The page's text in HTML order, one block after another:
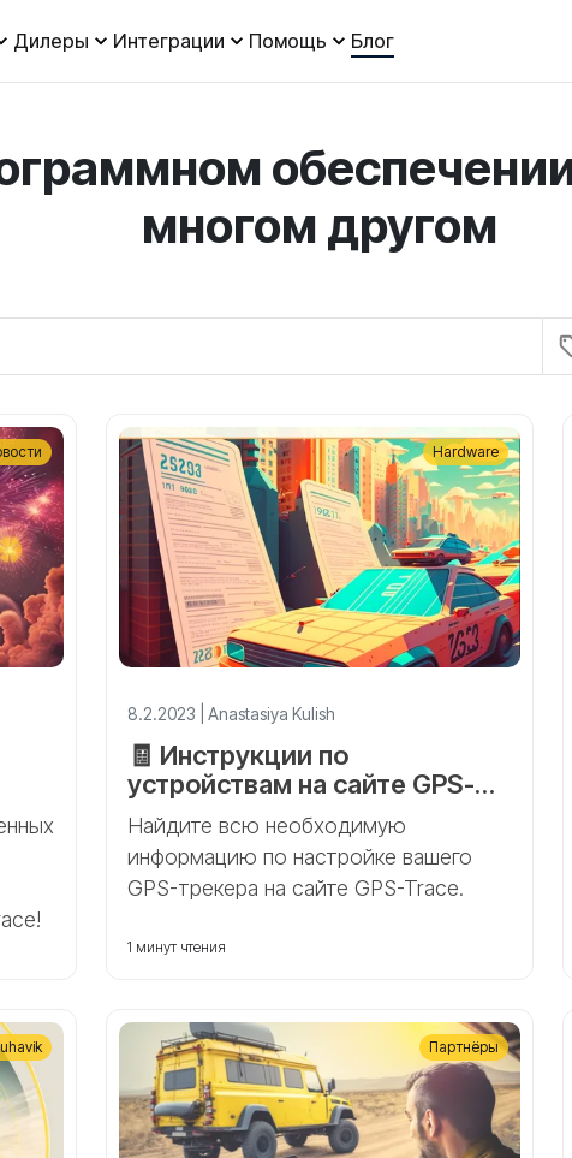
Дилеры Интеграции Помощь Блог
многом другом
8.2.2023 | Anastasiya Kulish
🧾 Инструкции по
устройствам на сайте GPS-
Trace
Найдите всю необходимую
информацию по настройке вашего
GPS-трекера на сайте GPS-Trace.
Hardware
1 минут чтения
Партнёры